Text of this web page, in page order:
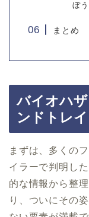
ぼう
まとめ
バイオハ
ンドトレ
まずは、多くの
イラーで判明し
的な情報から整
り、ついにその